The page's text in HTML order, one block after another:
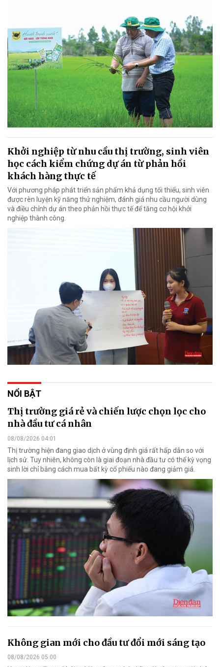
Khởi nghiệp từ nhu cầu thị trường, sinh viên
học cách kiểm chứng dự án từ phản hồi
khách hàng thực tế
Với phương pháp phát triển sản phẩm khả dụng tối thiểu, sinh viên
được rèn luyện kỹ năng thử nghiệm, đánh giá nhu cầu người dùng
và điều chỉnh dự án theo phản hồi thực tế để tăng cơ hội khởi
nghiệp thành công.
NỔI BẬT
Thị trường giá rẻ và chiến lược chọn lọc cho
nhà đầu tư cá nhân
08/08/2026 04:01
Thị trường hiện đang giao dịch ở vùng định giá rất hấp dẫn so với
lịch sử. Tuy nhiên, không còn là giai đoạn nhà đầu tư có thể kỳ vọng
sinh lời chỉ bằng cách mua bất kỳ cổ phiếu nào đang giảm giá.
Không gian mới cho đầu tư đổi mới sáng tạo
08/08/2026 05:00